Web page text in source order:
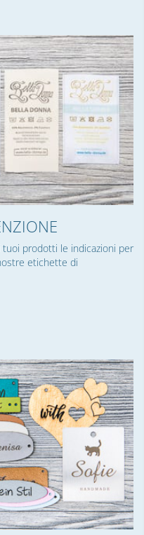
tuoi prodotti le indicazioni per
etichette di